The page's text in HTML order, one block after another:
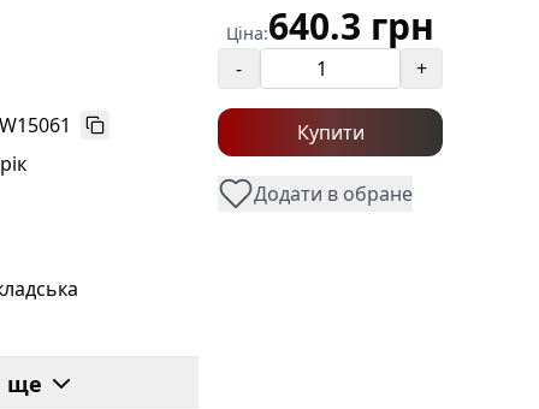
білий
ще
Ціна:640.3 грн
- +
Купити
Додати в обране